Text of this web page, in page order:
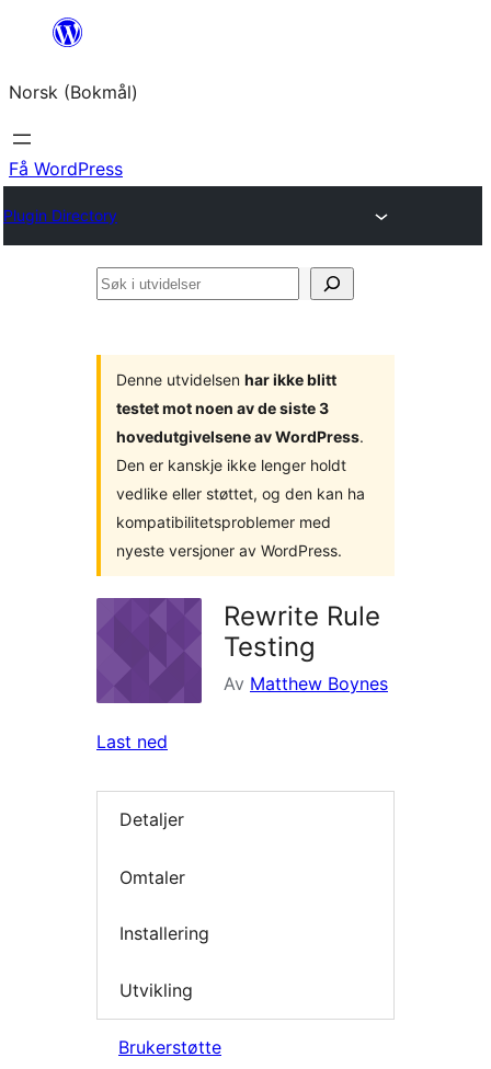
Hopp
innhold
Norsk (Bokmål)
Få WordPress
Plugin Directory
Søk
Denne utvidelsen har ikke blitt
testet mot noen av de siste 3
hovedutgivelsene av WordPress.
Den er kanskje ikke lenger holdt
vedlike eller støttet, og den kan ha
kompatibilitetsproblemer med
nyeste versjoner av WordPress.
Rewrite Rule
Testing
Av Matthew Boynes
Last ned
Detaljer
Omtaler
Installering
Utvikling
Brukerstøtte